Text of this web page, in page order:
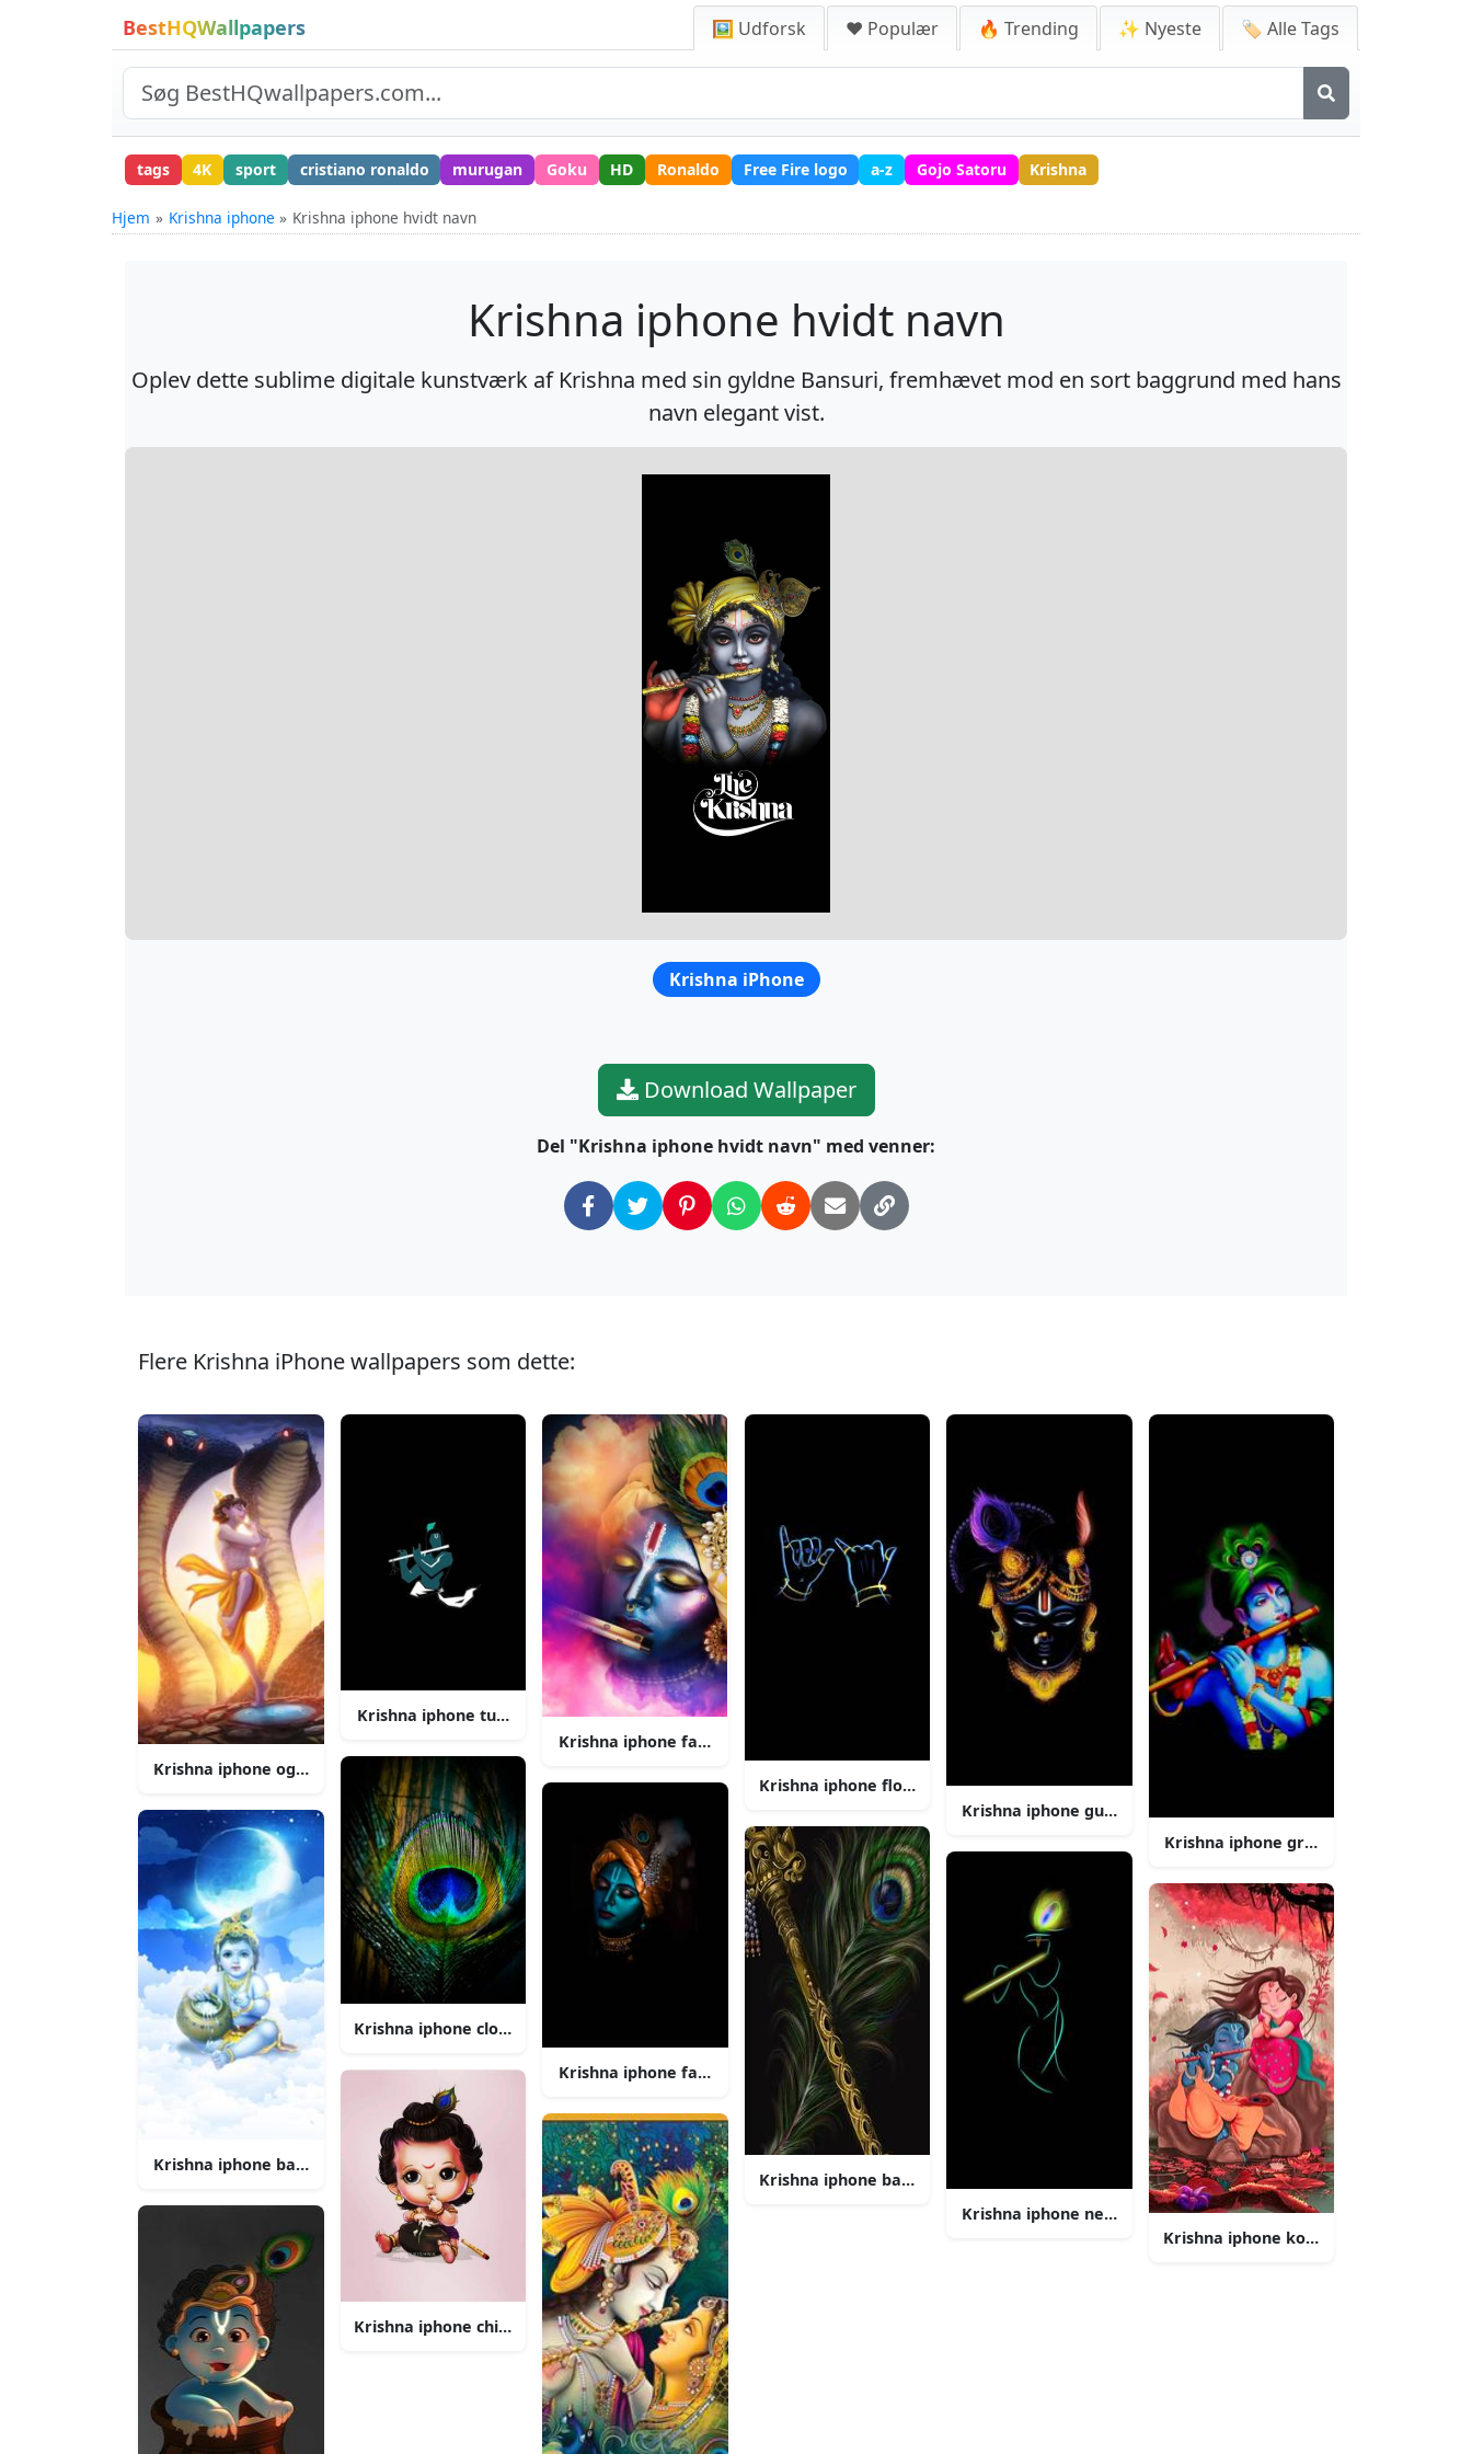
BestHQWallpapers 🖼️ Udforsk ❤️ Populær 🔥 Trending ✨ Nyeste 🏷️ Alle Tags
tags 4K sport cristiano ronaldo murugan Goku HD Ronaldo Free Fire logo a-z Gojo Satoru Krishna
Hjem Krishna iphone Krishna iphone hvidt navn
Krishna iphone hvidt navn
Oplev dette sublime digitale kunstværk af Krishna med sin gyldne Bansuri, fremhævet mod en sort baggrund med hans
navn elegant vist.
Krishna iPhone
Download Wallpaper
Del "Krishna iphone hvidt navn" med venner:
Flere Krishna iPhone wallpapers som dette:
Krishna iphone og vasuki
Krishna iphone baby paa skyer
Krishna iphone turkis vektor
Krishna iphone close up pafugle
Krishna iphone chibi baby
Krishna iphone farverige ryg
Krishna iphone faciale træk
Krishna iphone flote hander
Krishna iphone bansuri og pafugle
Krishna iphone guld tilbehor
Krishna iphone neon linje art
Krishna iphone gron glow
Krishna iphone koselig sø